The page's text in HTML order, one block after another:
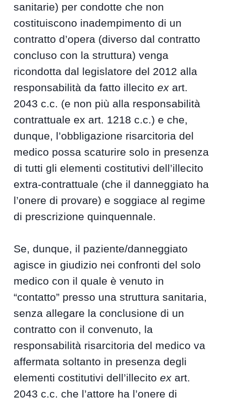
sanitarie) per condotte che non
costituiscono inadempimento di un
contratto d’opera (diverso dal contratto
concluso con la struttura) venga
ricondotta dal legislatore del 2012 alla
responsabilità da fatto illecitoex art.
2043 c.c. (e non più alla responsabilità
contrattuale ex art. 1218 c.c.) e che,
dunque, l’obbligazione risarcitoria del
medico possa scaturire solo in presenza
di tutti gli elementi costitutivi dell’illecito
extra-contrattuale (che il danneggiato ha
l’onere di provare) e soggiace al regime
di prescrizione quinquennale.
Se, dunque, il paziente/danneggiato
agisce in giudizio nei confronti del solo
medico con il quale è venuto in
“contatto” presso una struttura sanitaria,
senza allegare la conclusione di un
contratto con il convenuto, la
responsabilità risarcitoria del medico va
affermata soltanto in presenza degli
elementi costitutivi dell’illecitoex art.
2043 c.c. che l’attore ha l’onere di